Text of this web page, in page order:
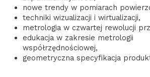
nowe trendy w pomiarach
techniki wizualizacji i wirtualizacji,
metrologia w czwartej rewolucji
edukacja w zakresie metrologii
współrzędnościowej,
geometryczna specyfikacja